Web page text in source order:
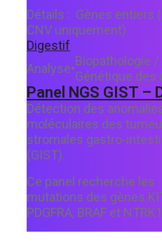
Détails : Gènes entiers
CNV uniquement)
Digestif
Analyse•
Biopathologie /
Génétique des
Panel NGS GIST –
Détection des
moléculaires des
stromales gastro-
(GIST).
Ce panel recherche les
mutations des gènes
PDGFRA, BRAF et